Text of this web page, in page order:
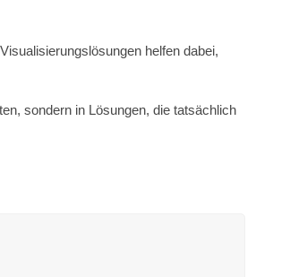
helfen dabei,
sondern in Lösungen, die tatsächlich